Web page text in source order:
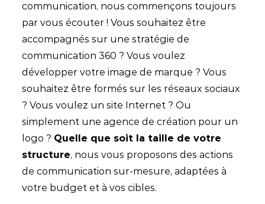
communication, nous commençons toujours
par vous écouter ! Vous souhaitez être
accompagnés sur une stratégie de
communication 360 ? Vous voulez
développer votre image de marque ? Vous
souhaitez être formés sur les réseaux sociaux
? Vous voulez un site Internet ? Ou
simplement une agence de création pour un
logo ? Quelle que soit la taille de votre
structure, nous vous proposons des actions
de communication sur-mesure, adaptées à
votre budget et à vos cibles.